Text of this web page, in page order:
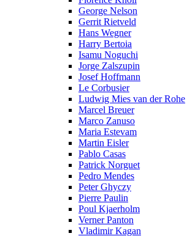
George Nelson
Gerrit Rietveld
Hans Wegner
Harry Bertoia
Isamu Noguchi
Jorge Zalszupin
Josef Hoffmann
Le Corbusier
Ludwig Mies van der Rohe
Marcel Breuer
Marco Zanuso
Maria Estevam
Martin Eisler
Pablo Casas
Patrick Norguet
Pedro Mendes
Peter Ghyczy
Pierre Paulin
Poul Kjaerholm
Verner Panton
Vladimir Kagan